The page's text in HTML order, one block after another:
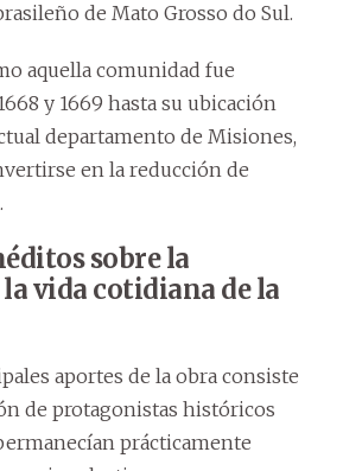
de Mato Grosso do Sul.
aquella comunidad fue
y 1669 hasta su ubicación
departamento de Misiones,
en la reducción de
sobre la
vida cotidiana de la
aportes de la obra consiste
de protagonistas históricos
prácticamente